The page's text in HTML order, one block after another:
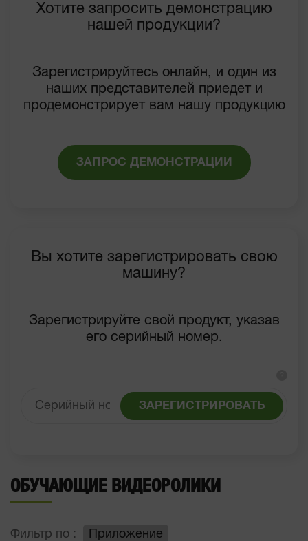
Хотите запросить демонстрацию
нашей продукции?
Зарегистрируйтесь онлайн, и один из
наших представителей приедет и
продемонстрирует вам нашу продукцию
ЗАПРОС ДЕМОНСТРАЦИИ
Вы хотите зарегистрировать свою
машину?
Зарегистрируйте свой продукт, указав
его серийный номер.
ЗАРЕГИСТРИРОВАТЬ
ОБУЧАЮЩИЕ ВИДЕОРОЛИКИ
Фильтр по :
Приложение